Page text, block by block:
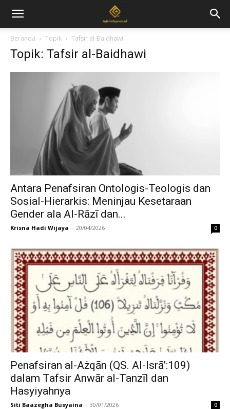
Beranda Topik Tafsir al-Baidhawi
Topik: Tafsir al-Baidhawi
Antara Penafsiran Ontologis-Teologis dan
Sosial-Hierarkis: Meninjau Kesetaraan
Gender ala Al-Rāzī dan...
Krisna Hadi Wijaya - 20/04/2026 0
Penafsiran al-Ażqān (QS. Al-Isrā’:109)
dalam Tafsir Anwār al-Tanzīl dan
Hasyiyahnya
Siti Baazegha Busyaina - 30/01/2026 0